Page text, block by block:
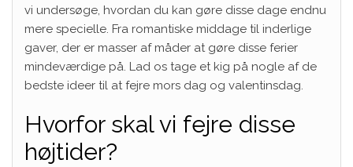
vi undersøge, hvordan du kan gøre disse dage endnu
mere specielle. Fra romantiske middage til inderlige
gaver, der er masser af måder at gøre disse ferier
mindeværdige på. Lad os tage et kig på nogle af de
bedste ideer til at fejre mors dag og valentinsdag.
Hvorfor skal vi fejre disse
højtider?